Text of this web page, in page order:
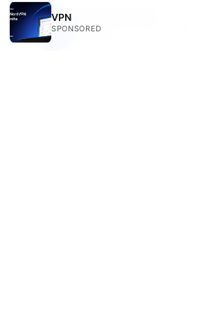
Casper writes about mobile
VPN
SPONSORED